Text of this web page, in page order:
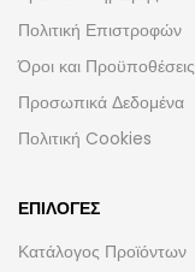
Πολιτική Επιστροφών
Όροι και Προϋποθέσεις
Προσωπικά Δεδομένα
Πολιτική Cookies
ΕΠΙΛΟΓΈΣ
Κατάλογος Προϊόντων